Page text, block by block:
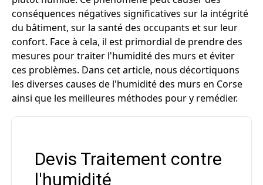
conséquences négatives significatives sur la intégrité
du bâtiment, sur la santé des occupants et sur leur
confort. Face à cela, il est primordial de prendre des
mesures pour traiter l'humidité des murs et éviter
ces problèmes. Dans cet article, nous décortiquons
les diverses causes de l'humidité des murs en Corse
ainsi que les meilleures méthodes pour y remédier.
Devis Traitement contre
l'humidité